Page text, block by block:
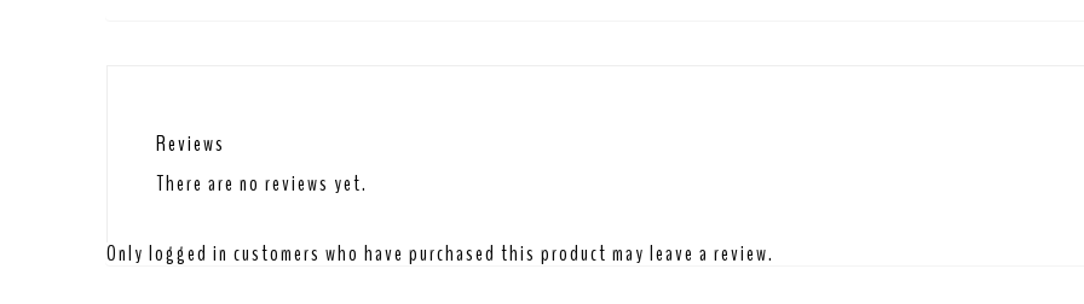
Reviews
There are no reviews yet.
Only logged in customers who have purchased this product may leave a review.